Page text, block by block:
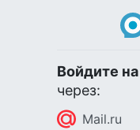
Войдите
через:
Mail.ru